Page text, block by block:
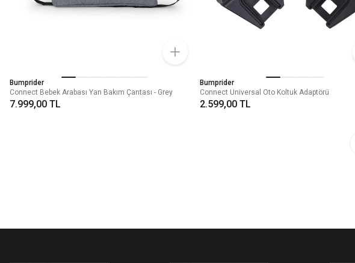
Bumprider
Connect Bebek Arabası Yan Bakım Çantası - Grey
7.999,00 TL
Bumprider
Connect Universal Oto Koltuk Adaptörü
2.599,00 TL